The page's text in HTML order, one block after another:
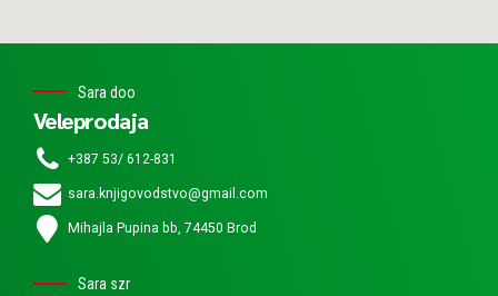
Sara doo
Veleprodaja
+387 53/ 612-831
sara.knjigovodstvo@gmail.com
Mihajla Pupina bb, 74450 Brod
Sara szr